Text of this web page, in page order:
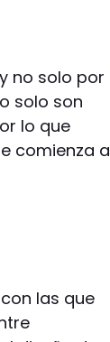
no solo por
solo son
lo que
comienza a
las que